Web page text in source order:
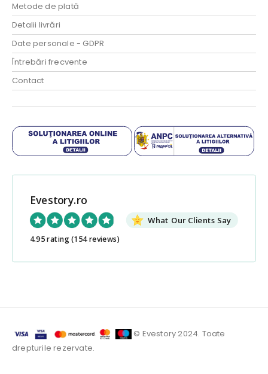
Metode de plată
Detalii livrări
Date personale - GDPR
Întrebări frecvente
Contact
Evestory.ro
What Our Clients Say
4.95 rating(154 reviews)
© Evestory 2024. Toate
drepturile rezervate.